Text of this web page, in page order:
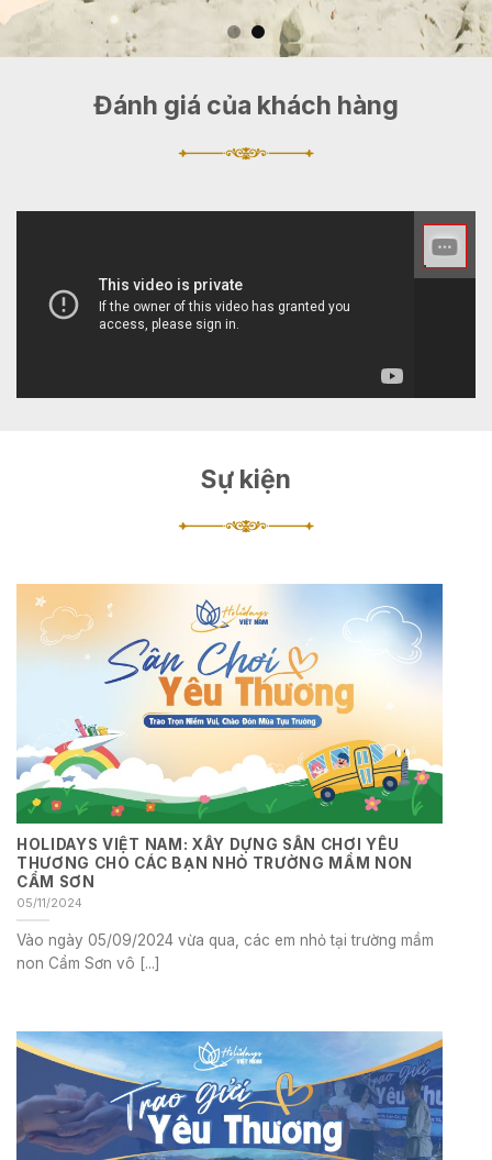
Đánh giá của khách hàng
Sự kiện
HOLIDAYS VIỆT NAM: XÂY DỰNG SÂN CHƠI YÊU
THƯƠNG CHO CÁC BẠN NHỎ TRƯỜNG MẦM NON
CẨM SƠN
05/11/2024
Vào ngày 05/09/2024 vừa qua, các em nhỏ tại trường mầm
non Cẩm Sơn vô [...]